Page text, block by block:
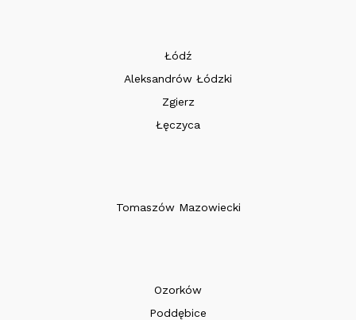
Łódź
Aleksandrów Łódzki
Zgierz
Łęczyca
Ozorków
Poddębice
Tomaszów Mazowiecki